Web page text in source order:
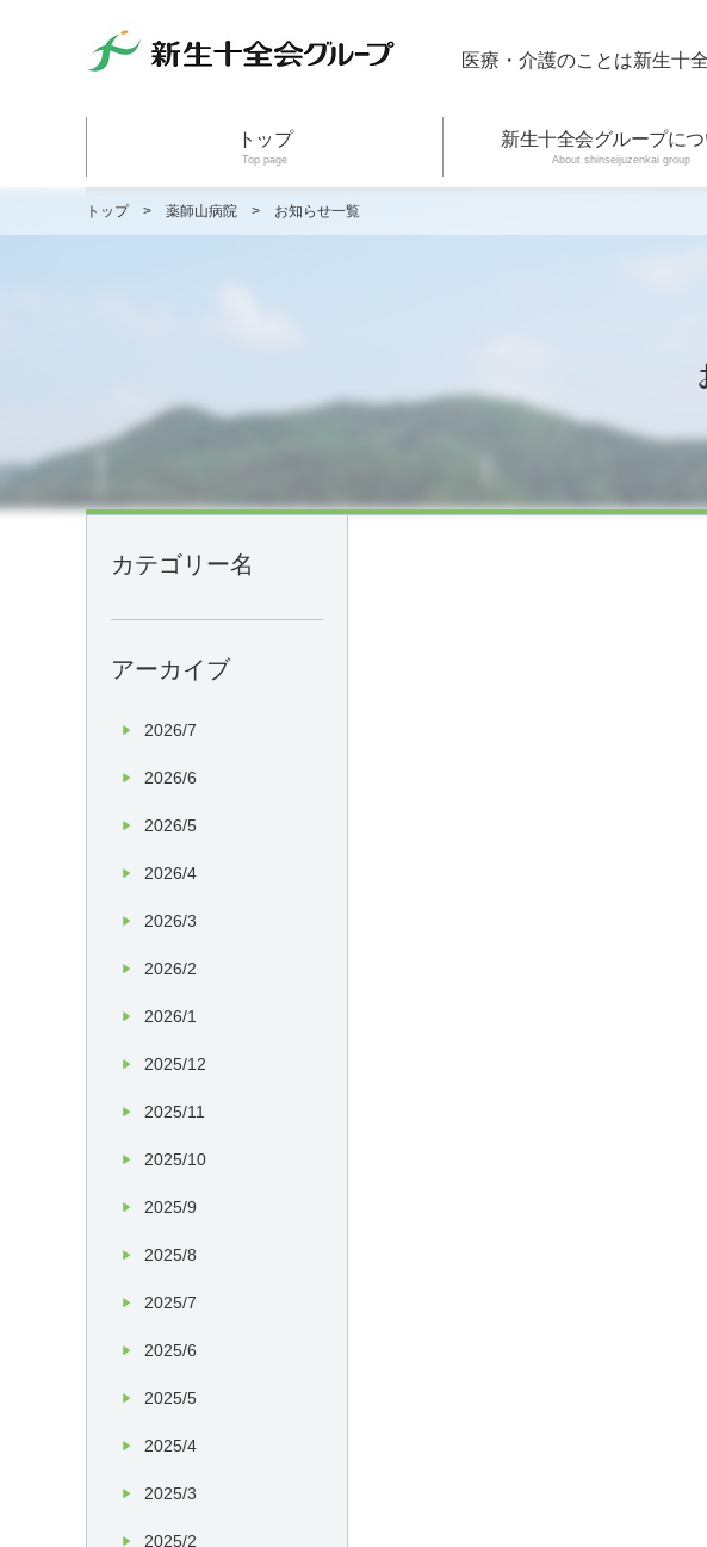
医療・介護のことは新生十
トップ
Top page
新生十全会グループにつ
About shinseijuzenkai group
トップ > 薬師山病院 > お知らせ一覧
カテゴリー名
アーカイブ
2026/7
2026/6
2026/5
2026/4
2026/3
2026/2
2026/1
2025/12
2025/11
2025/10
2025/9
2025/8
2025/7
2025/6
2025/5
2025/4
2025/3
2025/2